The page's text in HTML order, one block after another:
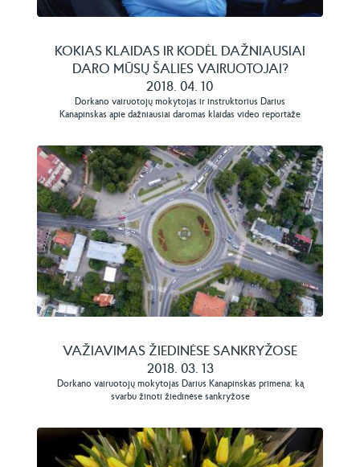
KOKIAS KLAIDAS IR KODĖL DAŽNIAUSIAI
DARO MŪSŲ ŠALIES VAIRUOTOJAI?
2018. 04. 10
Dorkano vairuotojų mokytojas ir instruktorius Darius
Kanapinskas apie dažniausiai daromas klaidas video reportaže
VAŽIAVIMAS ŽIEDINĖSE SANKRYŽOSE
2018. 03. 13
Dorkano vairuotojų mokytojas Darius Kanapinskas primena: ką
svarbu žinoti žiedinėse sankryžose